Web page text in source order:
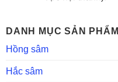
DANH MỤC SẢN PHẨM
Hồng sâm
Hắc sâm